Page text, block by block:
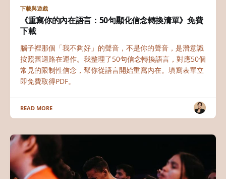
下載與遊戲
《重寫你的內在語言：50句顯化信念轉換清單》免費
下載
腦子裡那個「我不夠好」的聲音，不是你的聲音，是潛意識
按照舊迴路在運作。我整理了50句信念轉換語言，對應50個
常見的限制性信念，幫你從語言開始重寫內在。填寫表單立
即免費取得PDF。
READ MORE